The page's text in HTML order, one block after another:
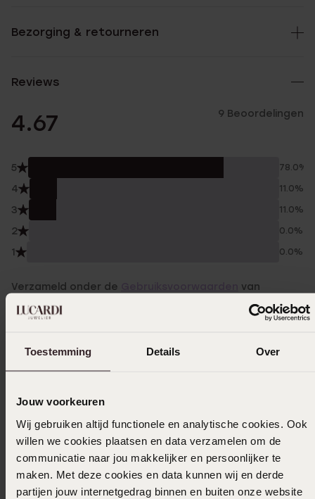
Toestemming Details Over
Jouw voorkeuren
Wij gebruiken altijd functionele en analytische cookies. Ook
willen we cookies plaatsen en data verzamelen om de
communicatie naar jou makkelijker en persoonlijker te
maken. Met deze cookies en data kunnen wij en derde
partijen jouw internetgedrag binnen en buiten onze website
Bezorging & retourneren
Reviews
4.67 9 Beoordelingen
5 78.0%
4 11.0%
3 11.0%
2 0.0%
1 0.0%
Verzameld onder de
van
cadeautje voor een collega. Echt een schot
in de roos, zij was er heel blij mee.